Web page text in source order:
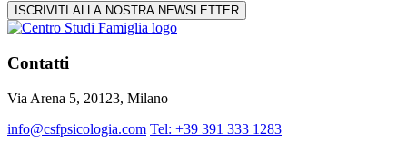
ISCRIVITI ALLA NOSTRA NEWSLETTER
Contatti
Via Arena 5, 20123, Milano
info@csfpsicologia.com Tel: +39 391 333 1283